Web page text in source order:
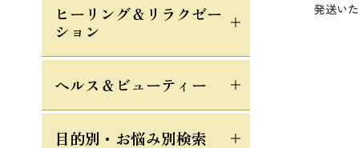
発送い
ヒーリング＆リラクゼー
ション
ヘルス＆ビューティー
目的別・お悩み別検索